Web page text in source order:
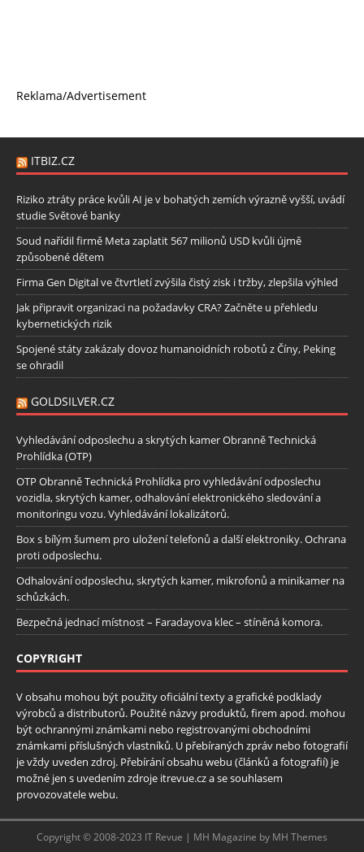
Reklama/Advertisement
ITBIZ.CZ
Riziko ztráty práce kvůli AI je v bohatých zemích výrazně vyšší, uvádí
studie Světové banky
Soud nařídil firmě Meta zaplatit 567 milionů USD kvůli újmě
způsobené dětem
Firma Gen Digital ve čtvrtletí zvýšila čistý zisk i tržby, zlepšila výhled
Jak připravit organizaci na požadavky CRA? Začněte u přehledu
kybernetických rizik
Spojené státy zakázaly dovoz humanoidních robotů z Číny, Peking
se ohradil
GOLDSILVER.CZ
Vyhledávání odposlechu a skrytých kamer Obranně Technická
Prohlídka (OTP)
OTP Obranně Technická Prohlídka pro vyhledávání odposlechu
vozidla, skrytých kamer, odhalování elektronického sledování a
monitoringu vozu. Vyhledávání lokalizátorů.
Box s bílým šumem pro uložení telefonů a další elektroniky. Ochrana
proti odposlechu.
Odhalování odposlechu, skrytých kamer, mikrofonů a minikamer na
schůzkách.
Bezpečná jednací místnost – Faradayova klec – stíněná komora.
COPYRIGHT
V obsahu mohou být použity oficiální texty a grafické podklady
výrobců a distributorů. Použité názvy produktů, firem apod. mohou
být ochrannými známkami nebo registrovanými obchodními
známkami příslušných vlastníků. U přebíraných zpráv nebo fotografií
je vždy uveden zdroj. Přebírání obsahu webu (článků a fotografií) je
možné jen s uvedením zdroje itrevue.cz a se souhlasem
provozovatele webu.
Copyright © 2008-2023 IT Revue | MH Magazine by MH Themes